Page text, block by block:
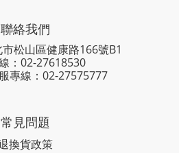
聯絡我們
松山區健康路166號B1
： 02-27618530
專線：02-27575777
常見問題
換貨政策